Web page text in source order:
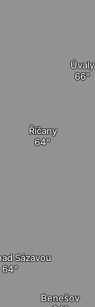
Benešov
Sázavou
Říčany
Úvaly